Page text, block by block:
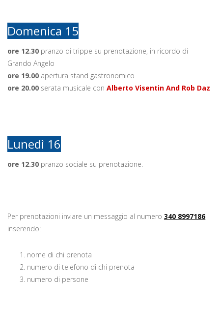
Domenica 15
ore 12.30 pranzo di trippe su prenotazione, in ricordo di
Grando Angelo
ore 19.00 apertura stand gastronomico
ore 20.00 serata musicale con Alberto Visentin And Rob Daz
Lunedì 16
ore 12.30 pranzo sociale su prenotazione.
Per prenotazioni inviare un messaggio al numero 340 8997186,
inserendo:
nome di chi prenota
numero di telefono di chi prenota
numero di persone